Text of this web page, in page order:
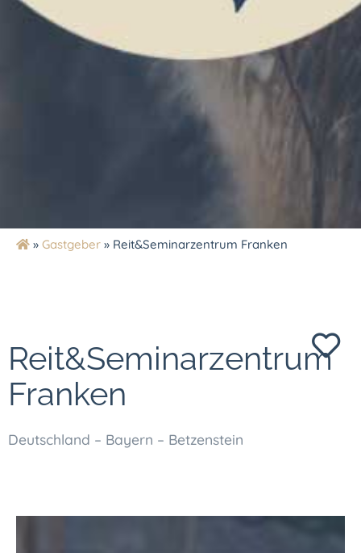
» Gastgeber » Reit&Seminarzentrum Franken
Reit&Seminarzentrum
Franken
Deutschland – Bayern – Betzenstein